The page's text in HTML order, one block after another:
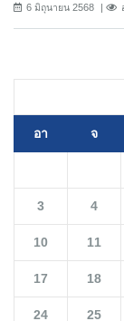
6 มิถุนายน 2568
อา จ
3 4
10 11
17 18
24 25